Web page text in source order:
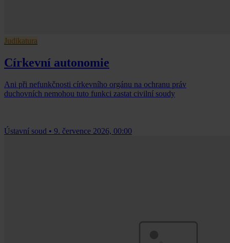
Judikatura
Církevní autonomie
Ani při nefunkčnosti církevního orgánu na ochranu práv
duchovních nemohou tuto funkci zastat civilní soudy
Ústavní soud • 9. července 2026, 00:00